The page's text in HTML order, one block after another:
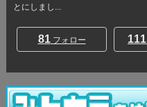
とにしまし...
81フォロー 111